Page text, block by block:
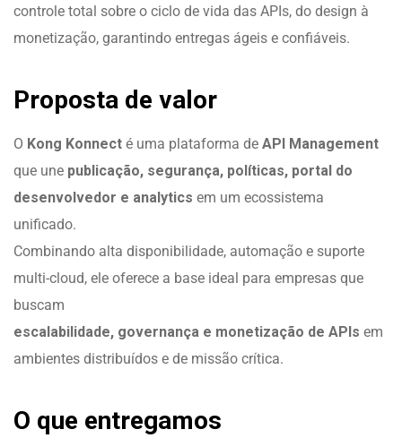
controle total sobre o ciclo de vida das APIs, do design à
monetização, garantindo entregas ágeis e confiáveis.
Proposta de valor
O Kong Konnect é uma plataforma de API Management
que une publicação, segurança, políticas, portal do
desenvolvedor e analytics em um ecossistema
unificado.
Combinando alta disponibilidade, automação e suporte
multi-cloud, ele oferece a base ideal para empresas que
buscam
escalabilidade, governança e monetização de APIs em
ambientes distribuídos e de missão crítica.
O que entregamos